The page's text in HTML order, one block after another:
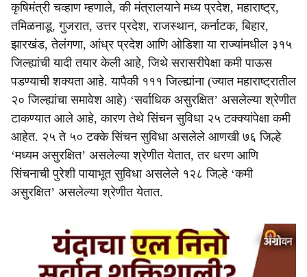
कृषिमंत्री चव्हाण म्हणाले, की मंत्रालयाने मध्य प्रदेश, महाराष्ट्र,
तमिळनाडू, गुजरात, उत्तर प्रदेश, राजस्थान, कर्नाटक, बिहार,
झारखंड, तेलंगणा, आंध्र प्रदेश आणि ओडिशा या राज्यांमधील ३१५
जिल्ह्यांची यादी तयार केली आहे, जिथे सरासरीपेक्षा कमी पाऊस
पडण्याची शक्यता आहे. यापैकी १११ जिल्ह्यांना (ज्यात महाराष्ट्रातील
२० जिल्ह्यांचा समावेश आहे) ‘सर्वाधिक असुरक्षित’ असलेल्या श्रेणीत
टाकण्यात आले आहे, कारण तेथे सिंचन सुविधा २५ टक्क्यांपेक्षा कमी
आहेत. २५ ते ५० टक्के सिंचन सुविधा असलेले आणखी ७६ जिल्हे
‘मध्यम असुरक्षित’ असलेल्या श्रेणीत येतात, तर धरण आणि
सिंचनाची पुरेशी पायाभूत सुविधा असलेले १२८ जिल्हे ‘कमी
असुरक्षित’ असलेल्या श्रेणीत येतात.